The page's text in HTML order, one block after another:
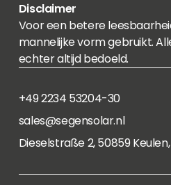
Disclaimer
Voor een betere
mannelijke vorm gebruikt.
echter altijd bedoeld.
+49 2234 53204-30
sales@segensolar.nl
Dieselstraße 2, 50859